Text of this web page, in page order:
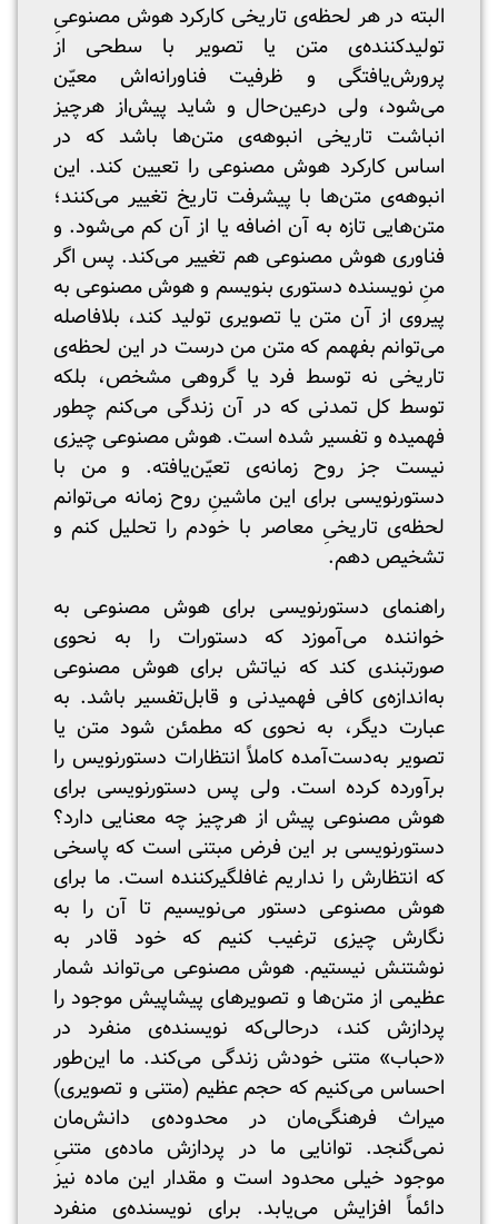
البته در هر لحظه‌ی تاریخی کارکرد هوش مصنوعیِ
تولیدکننده‌ی متن یا تصویر با سطحی از
پرورش‌یافتگی و ظرفیت فناورانه‌اش معیّن
می‌شود، ولی درعین‌حال و شاید پیش‌از هرچیز
انباشت تاریخی انبوهه‌ی متن‌ها باشد که در
اساس کارکرد هوش مصنوعی را تعیین کند. این
انبوهه‌ی متن‌ها با پیشرفت تاریخ تغییر می‌کنند؛
متن‌هایی تازه به آن اضافه یا از آن کم می‌شود. و
فناوری هوش مصنوعی هم تغییر می‌کند. پس اگر
منِ نویسنده دستوری بنویسم و هوش مصنوعی به
پیروی از آن متن یا تصویری تولید کند، بلافاصله
می‌توانم بفهمم که متن من درست در این لحظه‌ی
تاریخی نه توسط فرد یا گروهی مشخص، بلکه
توسط کل تمدنی که در آن زندگی می‌کنم چطور
فهمیده و تفسیر شده است. هوش مصنوعی چیزی
نیست جز روح زمانه‌ی تعیّن‌یافته. و من با
دستورنویسی برای این ماشینِ روح زمانه می‌توانم
لحظه‌ی تاریخیِ معاصر با خودم را تحلیل کنم و
تشخیص دهم.
راهنمای دستورنویسی برای هوش مصنوعی به
خواننده می‌آموزد که دستورات را به نحوی
صورتبندی کند که نیاتش برای هوش مصنوعی
به‌اندازه‌ی کافی فهمیدنی و قابل‌تفسیر باشد. به
عبارت دیگر، به نحوی که مطمئن شود متن یا
تصویر به‌دست‌آمده کاملاً انتظارات دستورنویس را
برآورده کرده است. ولی پس دستورنویسی برای
هوش مصنوعی پیش از هرچیز چه معنایی دارد؟
دستورنویسی بر این فرض مبتنی است که پاسخی
که انتظارش را نداریم غافلگیرکننده است. ما برای
هوش مصنوعی دستور می‌نویسیم تا آن را به
نگارش چیزی ترغیب کنیم که خود قادر به
نوشتنش نیستیم. هوش مصنوعی می‌تواند شمار
عظیمی از متن‌ها و تصویرهای پیشاپیش موجود را
پردازش کند، درحالی‌که نویسنده‌ی منفرد در
«حباب» متنی خودش زندگی می‌کند. ما این‌طور
احساس می‌کنیم که حجم عظیم (متنی و تصویری)
میراث فرهنگی‌مان در محدوده‌ی دانش‌مان
نمی‌گنجد. توانایی ما در پردازش ماده‌ی متنیِ
موجود خیلی محدود است و مقدار این ماده نیز
دائماً افزایش می‌یابد. برای نویسنده‌ی منفرد